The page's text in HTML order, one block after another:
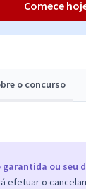
o concurso
ou seu
efetuar o
Comece